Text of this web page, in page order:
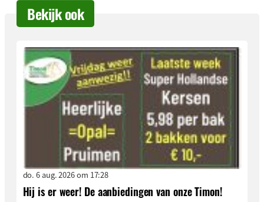
Bekijk ook
do. 6 aug. 2026 om 17:28
Hij is er weer! De aanbiedingen van onze Timon!